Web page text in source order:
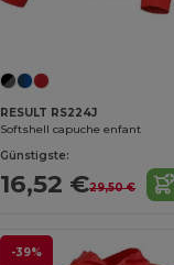
RESULT RS224J
Softshell capuche enfant
Günstigste:
16,52 €29,50 €
-39%